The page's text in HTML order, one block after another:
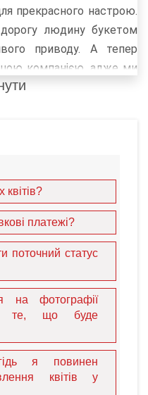
прекрасного настрою.
людину букетом
приводу. А тепер
компанією, адже ми
ексклюзивних
тільки професійні та
бути впевнені, що,
або онлайн,
свіжі та красиві
кількості точно в строк.
ніяких спроб
Ми працюємо тільки для
платежі?
поточний статус
на фотографії
те, що буде
я повинен
квітів у